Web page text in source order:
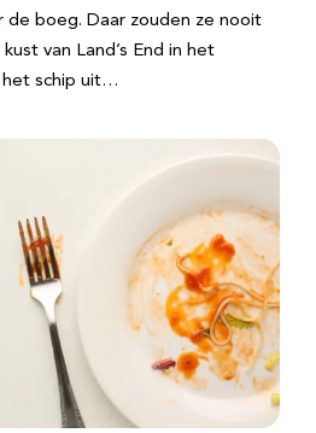
de boeg. Daar zouden ze nooit
van Land’s End in het
het schip uit…